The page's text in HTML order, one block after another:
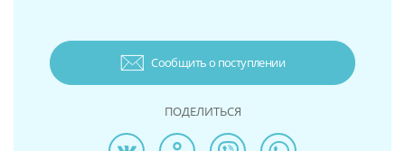
Сообщить о поступлении
ПОДЕЛИТЬСЯ